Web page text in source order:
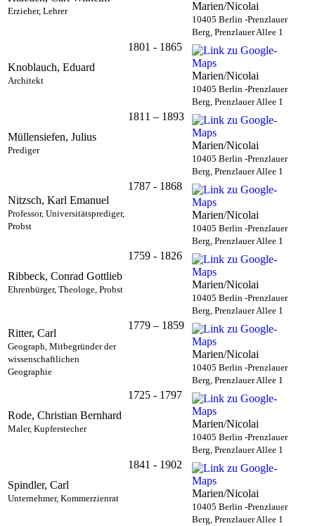
Erzieher, Lehrer Marien/Nicolai
10405 Berlin -Prenzlauer
Berg, Prenzlauer Allee 1
Knoblauch, Eduard
Architekt
1801 - 1865
Marien/Nicolai
10405 Berlin -Prenzlauer
Berg, Prenzlauer Allee 1
Müllensiefen, Julius
Prediger
1811 – 1893
Marien/Nicolai
10405 Berlin -Prenzlauer
Berg, Prenzlauer Allee 1
Nitzsch, Karl Emanuel
Professor, Universitätsprediger,
Probst
1787 - 1868
Marien/Nicolai
10405 Berlin -Prenzlauer
Berg, Prenzlauer Allee 1
Ribbeck, Conrad Gottlieb
Ehrenbürger, Theologe, Probst
1759 - 1826
Marien/Nicolai
10405 Berlin -Prenzlauer
Berg, Prenzlauer Allee 1
Ritter, Carl
Geograph, Mitbegründer der
wissenschaftlichen
Geographie
1779 – 1859
Marien/Nicolai
10405 Berlin -Prenzlauer
Berg, Prenzlauer Allee 1
Rode, Christian Bernhard
Maler, Kupferstecher
1725 - 1797
Marien/Nicolai
10405 Berlin -Prenzlauer
Berg, Prenzlauer Allee 1
Spindler, Carl
Unternehmer, Kommerzienrat
1841 - 1902
Marien/Nicolai
10405 Berlin -Prenzlauer
Berg, Prenzlauer Allee 1